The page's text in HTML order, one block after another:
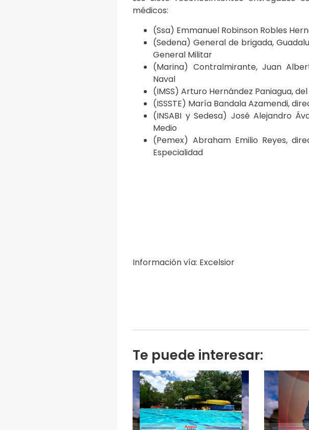
médicos:
(Ssa) Emmanuel Robinson Robles
(Sedena) General de brigada,
General Militar
(Marina) Contralmirante, Juan
Naval
(IMSS) Arturo Hernández Paniagua, del
(ISSSTE) María Bandala Azamendi,
(INSABI y Sedesa) José Alejandro
Medio
(Pemex) Abraham Emilio Reyes,
Especialidad
Información vía: Excelsior
Te puede interesar: